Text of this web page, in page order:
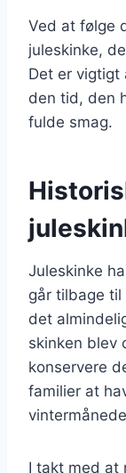
Ved at følge
juleskinke,
Det er
den tid, den
fulde smag.
Juleskinke
går tilbage til
det
skinken blev
konservere
familier at
I takt med at